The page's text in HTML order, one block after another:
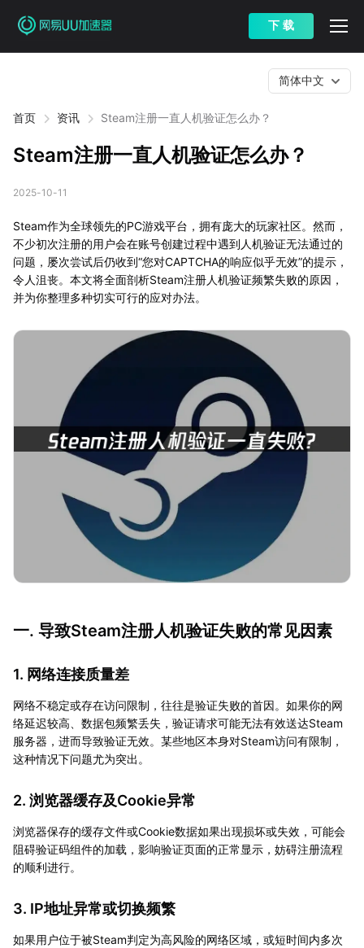
下 载
首页 资讯 Steam注册一直人机验证怎么办？
简体中文
Steam注册一直人机验证怎么办？
2025-10-11
Steam作为全球领先的PC游戏平台，拥有庞大的玩家社区。然而，
不少初次注册的用户会在账号创建过程中遇到人机验证无法通过的
问题，屡次尝试后仍收到“您对CAPTCHA的响应似乎无效”的提示，
令人沮丧。本文将全面剖析Steam注册人机验证频繁失败的原因，
并为你整理多种切实可行的应对办法。
一. 导致Steam注册人机验证失败的常见因素
1. 网络连接质量差
网络不稳定或存在访问限制，往往是验证失败的首因。如果你的网
络延迟较高、数据包频繁丢失，验证请求可能无法有效送达Steam
服务器，进而导致验证无效。某些地区本身对Steam访问有限制，
这种情况下问题尤为突出。
2. 浏览器缓存及Cookie异常
浏览器保存的缓存文件或Cookie数据如果出现损坏或失效，可能会
阻碍验证码组件的加载，影响验证页面的正常显示，妨碍注册流程
的顺利进行。
3. IP地址异常或切换频繁
如果用户位于被Steam判定为高风险的网络区域，或短时间内多次